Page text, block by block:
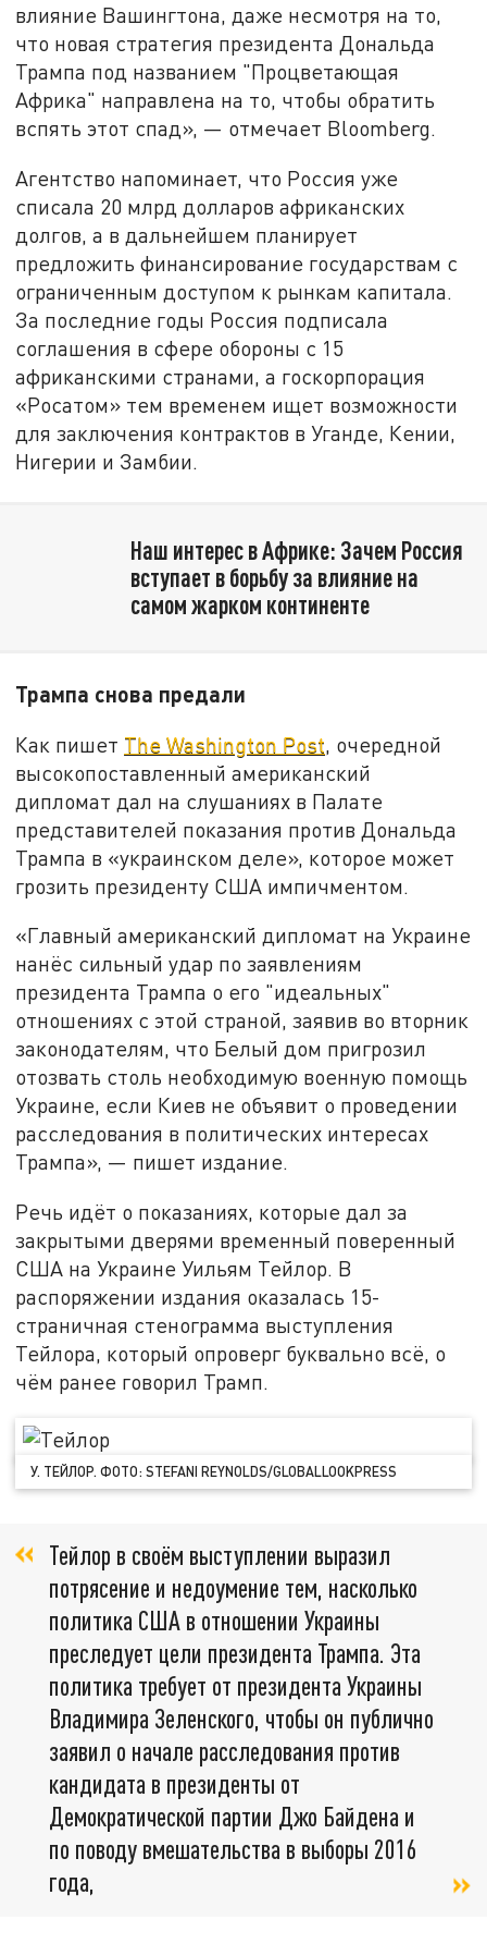
влияние Вашингтона, даже несмотря на то,
что новая стратегия президента Дональда
Трампа под названием "Процветающая
Африка" направлена ​​на то, чтобы обратить
вспять этот спад», — отмечает Bloomberg.
Агентство напоминает, что Россия уже
списала 20 млрд долларов африканских
долгов, а в дальнейшем планирует
предложить финансирование государствам с
ограниченным доступом к рынкам капитала.
За последние годы Россия подписала
соглашения в сфере обороны с 15
африканскими странами, а госкорпорация
«Росатом» тем временем ищет возможности
для заключения контрактов в Уганде, Кении,
Нигерии и Замбии.
Наш интерес в Африке: Зачем Россия
вступает в борьбу за влияние на
самом жарком континенте
Трампа снова предали
Как пишет The Washington Post, очередной
высокопоставленный американский
дипломат дал на слушаниях в Палате
представителей показания против Дональда
Трампа в «украинском деле», которое может
грозить президенту США импичментом.
«Главный американский дипломат на Украине
нанёс сильный удар по заявлениям
президента Трампа о его "идеальных"
отношениях с этой страной, заявив во вторник
законодателям, что Белый дом пригрозил
отозвать столь необходимую военную помощь
Украине, если Киев не объявит о проведении
расследования в политических интересах
Трампа», — пишет издание.
Речь идёт о показаниях, которые дал за
закрытыми дверями временный поверенный
США на Украине Уильям Тейлор. В
распоряжении издания оказалась 15-
страничная стенограмма выступления
Тейлора, который опроверг буквально всё, о
чём ранее говорил Трамп.
У. ТЕЙЛОР. ФОТО: STEFANI REYNOLDS/GLOBALLOOKPRESS
Тейлор в своём выступлении выразил
потрясение и недоумение тем, насколько
политика США в отношении Украины
преследует цели президента Трампа. Эта
политика требует от президента Украины
Владимира Зеленского, чтобы он публично
заявил о начале расследования против
кандидата в президенты от
Демократической партии Джо Байдена и
по поводу вмешательства в выборы 2016
года,